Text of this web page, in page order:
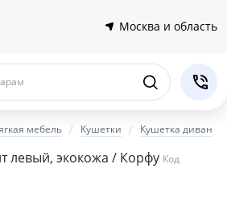
Москва и область
мебель Кушетки Кушетка диван
левый, экокожа / Корфу Код